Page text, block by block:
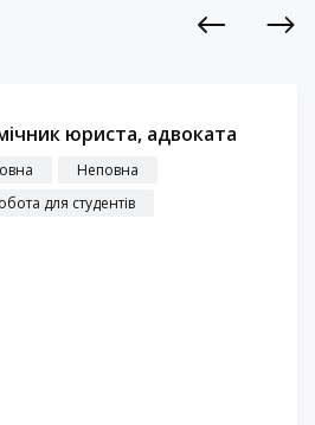
юриста, адвоката
Неповна
для студентів